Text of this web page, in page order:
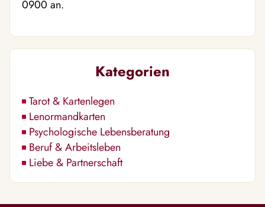
0900 an.
Kategorien
Tarot & Kartenlegen
Lenormandkarten
Psychologische Lebensberatung
Beruf & Arbeitsleben
Liebe & Partnerschaft